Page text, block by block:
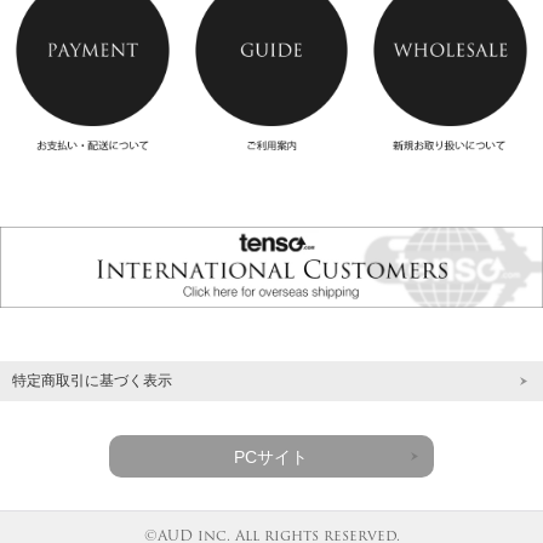
特定商取引に基づく表示
PCサイト
©AUD inc. All rights reserved.